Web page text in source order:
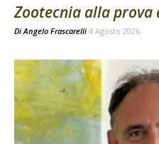
Zootecnia alla prova
DiAngelo Frascarelli 4 Agosto 2026